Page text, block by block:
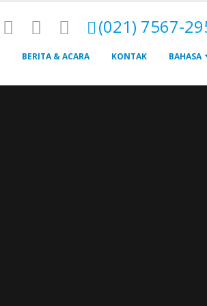
(021) 7567-
BERITA & ACARA KONTAK BAHASA